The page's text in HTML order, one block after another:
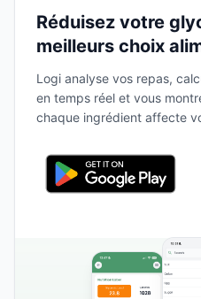
Réduisez votre
meilleurs choix
Logi analyse vos repas,
en temps réel et vous
chaque ingrédient affecte